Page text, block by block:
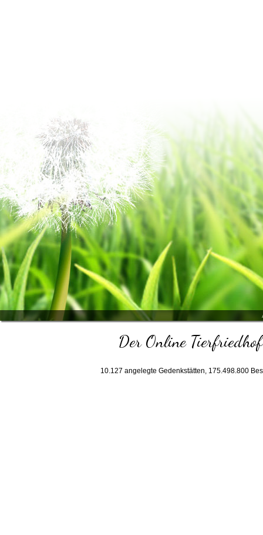
Der Online
10.127 angelegte Gedenkstätten, 175.498.800